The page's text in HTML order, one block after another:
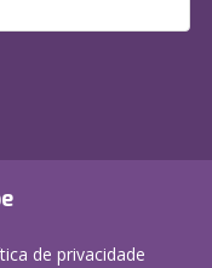
de privacidade